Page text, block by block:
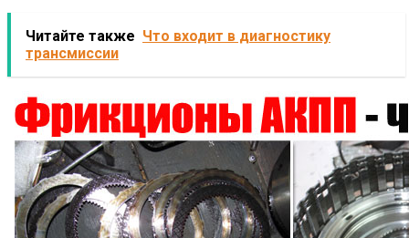
Читайте также Что входит в диагностику
трансмиссии